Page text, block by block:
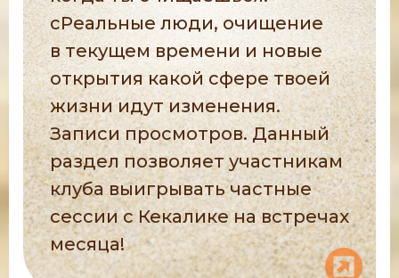
сРеальные люди, очищение
в текущем времени и новые
открытия какой сфере твоей
жизни идут изменения.
Записи просмотров. Данный
раздел позволяет участникам
клуба выигрывать частные
сессии с Кекалике на встречах
месяца!